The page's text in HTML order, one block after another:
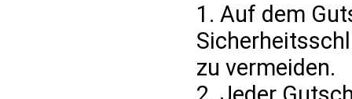
1. Auf dem
zu vermeiden.